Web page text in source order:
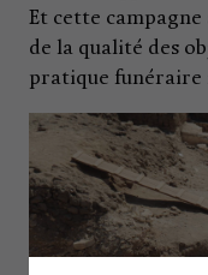
Et cette campagne
de la qualité des
pratique funéraire